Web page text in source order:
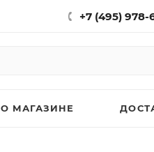
+7 (495) 978-
О МАГАЗИНЕ